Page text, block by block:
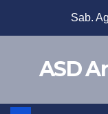
Sab.
ASD